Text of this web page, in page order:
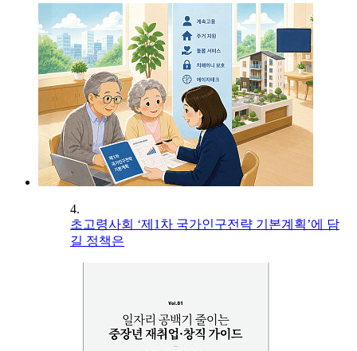
4.
초고령사회 ‘제1차 국가인구전략 기본계획’에 담
길 정책은